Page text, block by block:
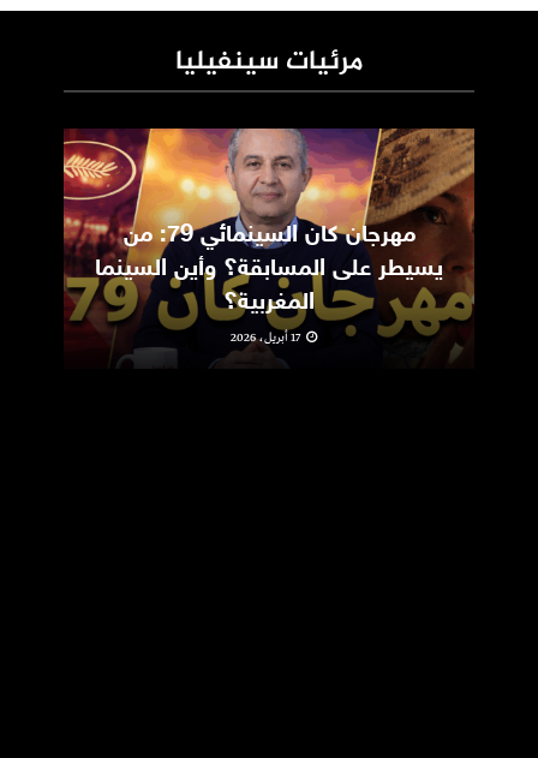
مرئيات سينفيليا
مهرجان كان السينمائي 79: من
يسيطر على المسابقة؟ وأين السينما
المغربية؟
17 أبريل، 2026